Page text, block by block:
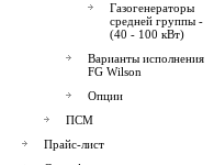
Газогенераторы
средней группы -
(40 - 100 кВт)
Варианты исполнения
FG Wilson
Опции
ПСМ
Прайс-лист